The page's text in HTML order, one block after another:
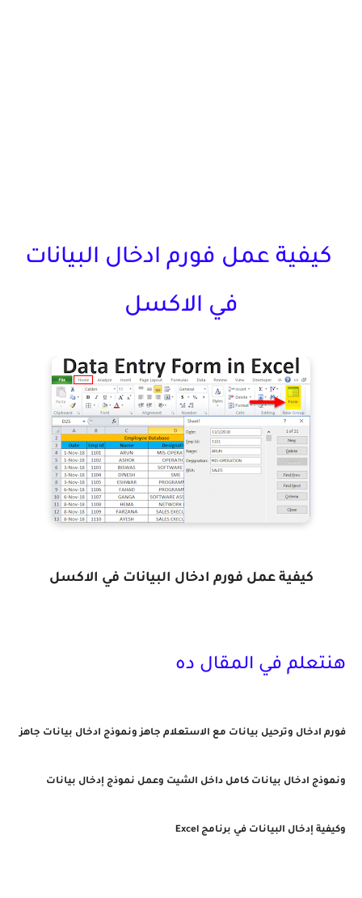
كيفية عمل فورم ادخال البيانات
في الاكسل
كيفية عمل فورم ادخال البيانات في الاكسل
هنتعلم في المقال ده
فورم ادخال وترحيل بيانات مع الاستعلام جاهز ونموذج ادخال بيانات جاهز
ونموذج ادخال بيانات كامل داخل الشيت وعمل نموذج إدخال بيانات
وكيفية إدخال البيانات في برنامج Excel